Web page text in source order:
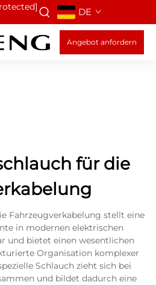
DE
Angebot anfordern
für die
Fahrzeugverkabelung stellt eine
in modernen elektrischen
und bietet einen wesentlichen
Organisation komplexer
Schlauch zieht sich bei
und bildet dadurch eine